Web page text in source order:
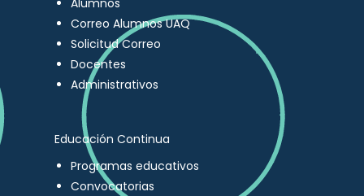
Alumnos
Correo Alumnos UAQ
Solicitud Correo
Docentes
Administrativos
Educación Continua
Programas educativos
Convocatorias